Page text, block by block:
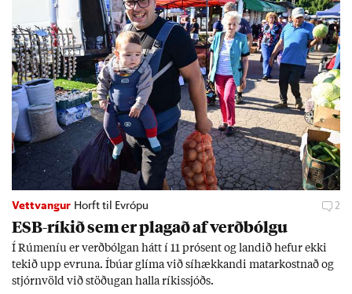
Vettvangur Horft til Evrópu 2
ESB-rík­ið sem er plag­að af verð­bólgu
Í Rúm­en­íu er verð­bólg­an hátt í 11 pró­sent og land­ið hef­ur ekki
tek­ið upp evr­una. Íbú­ar glíma við sí­hækk­andi mat­ar­kostn­að og
stjórn­völd við stöð­ug­an halla rík­is­sjóðs.